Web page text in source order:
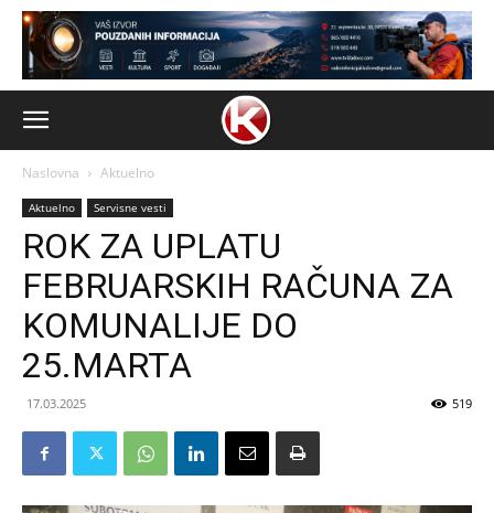
Naslovna Aktuelno
Aktuelno Servisne vesti
ROK ZA UPLATU
FEBRUARSKIH RAČUNA ZA
KOMUNALIJE DO
25.MARTA
17.03.2025 519